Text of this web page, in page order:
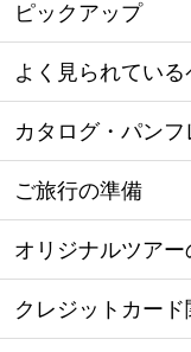
ピックアップ
よく見られている
カタログ・パンフ
ご旅行の準備
オリジナルツアー
クレジットカード